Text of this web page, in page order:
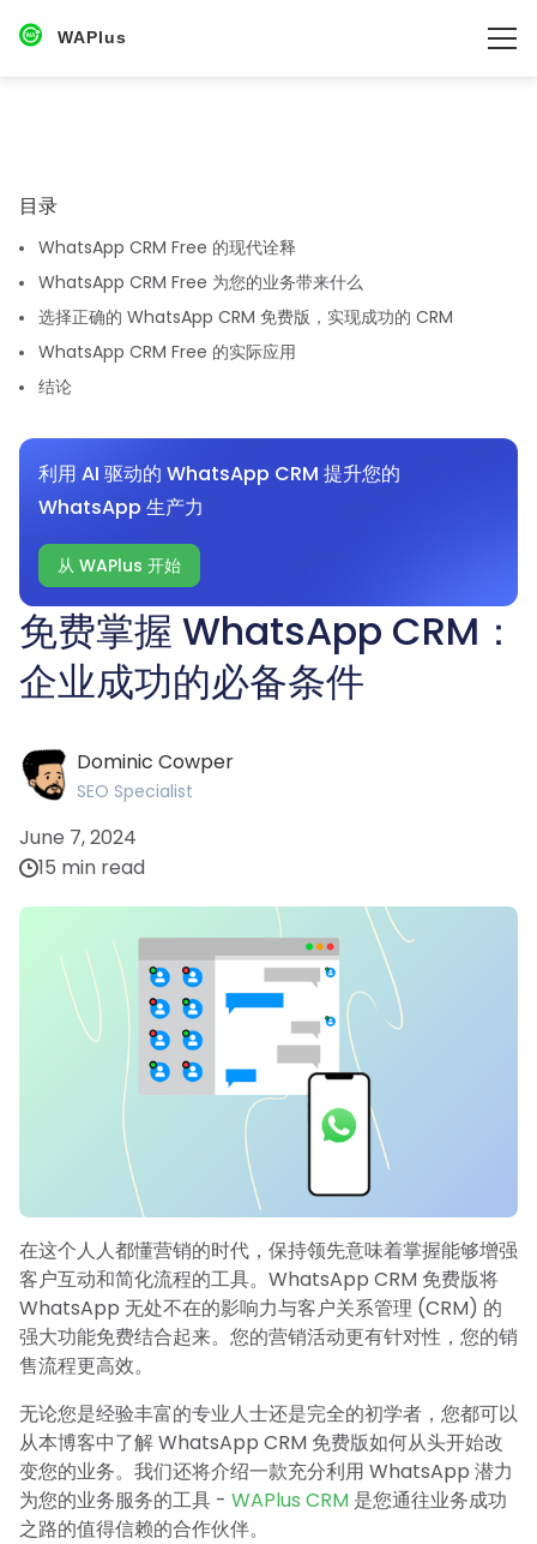
WAPlus
免费掌握 WhatsApp CRM：
企业成功的必备条件
Dominic Cowper
SEO Specialist
June 7, 2024
15 min read
在这个人人都懂营销的时代，保持领先意味着掌握能够增强
客户互动和简化流程的工具。WhatsApp CRM 免费版将
WhatsApp 无处不在的影响力与客户关系管理 (CRM) 的
强大功能免费结合起来。您的营销活动更有针对性，您的销
售流程更高效。
无论您是经验丰富的专业人士还是完全的初学者，您都可以
从本博客中了解 WhatsApp CRM 免费版如何从头开始改
变您的业务。我们还将介绍一款充分利用 WhatsApp 潜力
为您的业务服务的工具 - WAPlus CRM 是您通往业务成功
之路的值得信赖的合作伙伴。
目录‌
WhatsApp CRM Free 的现代诠释
WhatsApp CRM Free 为您的业务带来什么
选择正确的 WhatsApp CRM 免费版，实现成功的 CRM
WhatsApp CRM Free 的实际应用
结论
利用 AI 驱动的 WhatsApp CRM 提升您的
WhatsApp 生产力
从 WAPlus 开始